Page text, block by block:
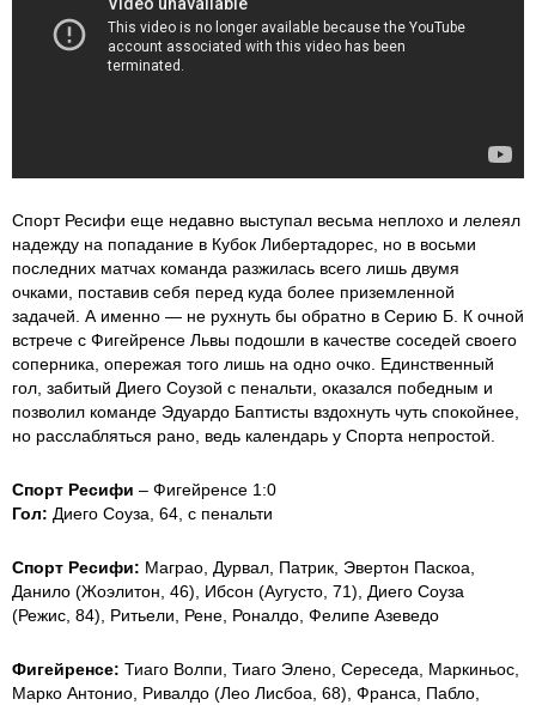
Спорт Ресифи еще недавно выступал весьма неплохо и лелеял
надежду на попадание в Кубок Либертадорес, но в восьми
последних матчах команда разжилась всего лишь двумя
очками, поставив себя перед куда более приземленной
задачей. А именно — не рухнуть бы обратно в Серию Б. К очной
встрече с Фигейренсе Львы подошли в качестве соседей своего
соперника, опережая того лишь на одно очко. Единственный
гол, забитый Диего Соузой с пенальти, оказался победным и
позволил команде Эдуардо Баптисты вздохнуть чуть спокойнее,
но расслабляться рано, ведь календарь у Спорта непростой.
Спорт Ресифи – Фигейренсе 1:0
Гол: Диего Соуза, 64, с пенальти
Спорт Ресифи: Маграо, Дурвал, Патрик, Эвертон Паскоа,
Данило (Жоэлитон, 46), Ибсон (Аугусто, 71), Диего Соуза
(Режис, 84), Ритьели, Рене, Роналдо, Фелипе Азеведо
Фигейренсе: Тиаго Волпи, Тиаго Элено, Сереседа, Маркиньос,
Марко Антонио, Ривалдо (Лео Лисбоа, 68), Франса, Пабло,